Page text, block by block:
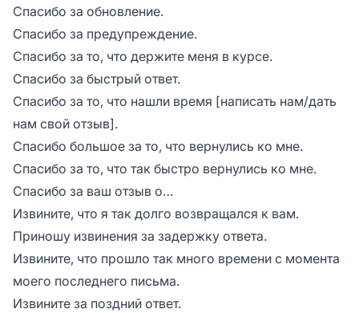
Спасибо за обновление.
Спасибо за предупреждение.
Спасибо за то, что держите меня в курсе.
Спасибо за быстрый ответ.
Спасибо за то, что нашли время [написать нам/дать
нам свой отзыв].
Спасибо большое за то, что вернулись ко мне.
Спасибо за то, что так быстро вернулись ко мне.
Спасибо за ваш отзыв о…
Извините, что я так долго возвращался к вам.
Приношу извинения за задержку ответа.
Извините, что прошло так много времени с момента
моего последнего письма.
Извините за поздний ответ.